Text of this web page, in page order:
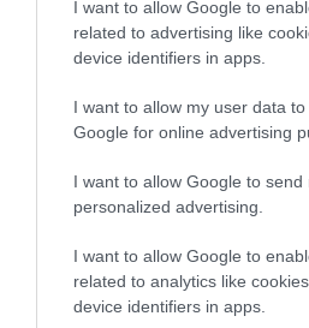
I want to allow Google to
related to advertising like
device identifiers in apps.
I want to allow my user data
Google for online advertising
I want to allow Google to send
personalized advertising.
I want to allow Google to
related to analytics like
device identifiers in apps.
ΠΟΛΙΤΙΚΗ